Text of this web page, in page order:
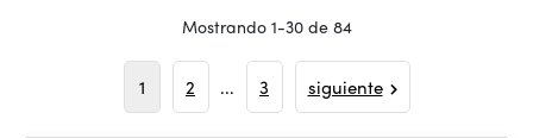
Mostrando 1-30 de 84
1 2 ... 3 siguiente